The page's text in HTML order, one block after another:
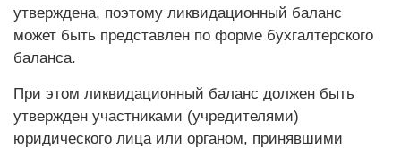
утверждена, поэтому ликвидационный баланс
может быть представлен по форме бухгалтерского
баланса.
При этом ликвидационный баланс должен быть
утвержден участниками (учредителями)
юридического лица или органом, принявшими